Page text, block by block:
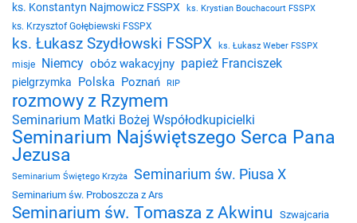
ks. Konstantyn Najmowicz FSSPX
ks. Krystian Bouchacourt FSSPX
ks. Krzysztof Gołębiewski FSSPX
ks. Łukasz Szydłowski FSSPX ks. Łukasz Weber FSSPX
misje Niemcy obóz wakacyjny papież Franciszek
pielgrzymka Polska Poznań RIP
rozmowy z Rzymem
Seminarium Matki Bożej Współodkupicielki
Seminarium Najświętszego Serca Pana
Jezusa
Seminarium Świętego Krzyża Seminarium św. Piusa X
Seminarium św. Proboszcza z Ars
Seminarium św. Tomasza z Akwinu Szwajcaria